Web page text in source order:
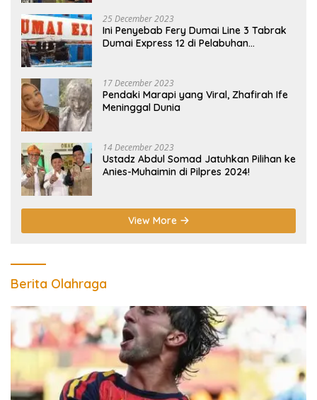
25 December 2023
Ini Penyebab Fery Dumai Line 3 Tabrak
Dumai Express 12 di Pelabuhan
17 December 2023
Pendaki Marapi yang Viral, Zhafirah Ife
Meninggal Dunia
14 December 2023
Ustadz Abdul Somad Jatuhkan Pilihan ke
Anies-Muhaimin di Pilpres 2024!
View More
Berita Olahraga